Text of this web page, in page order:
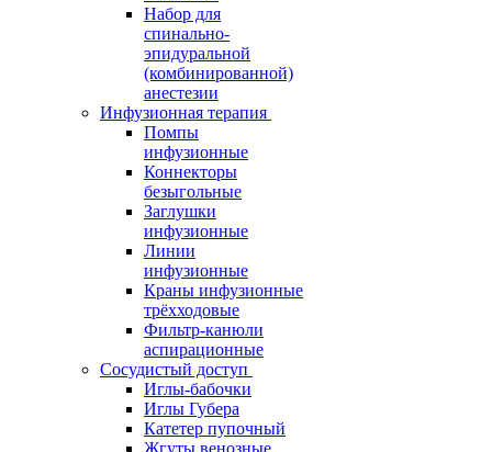
Набор для
спинально-
эпидуральной
(комбинированной)
анестезии
Инфузионная терапия
Помпы
инфузионные
Коннекторы
безыгольные
Заглушки
инфузионные
Линии
инфузионные
Краны инфузионные
трёхходовые
Фильтр-канюли
аспирационные
Сосудистый доступ
Иглы-бабочки
Иглы Губера
Катетер пупочный
Жгуты венозные